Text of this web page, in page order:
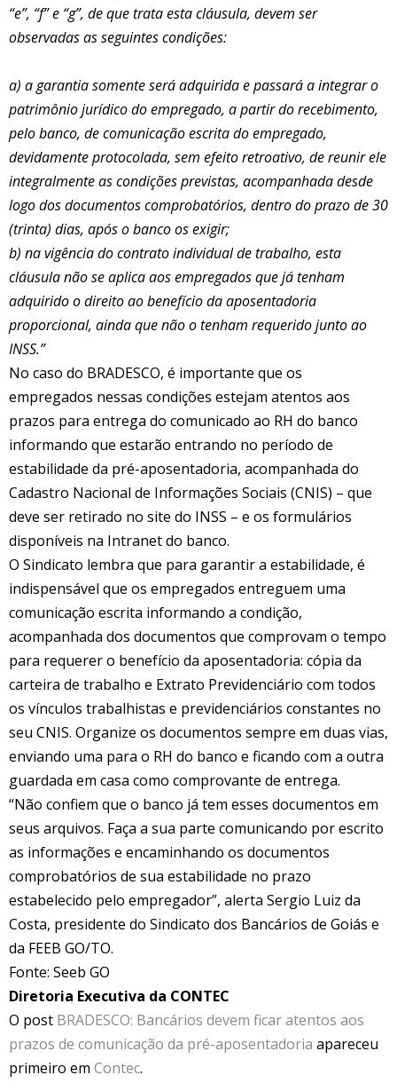
“e”, “f” e “g”, de que trata esta cláusula, devem ser
observadas as seguintes condições:
a) a garantia somenteserá adquirida e passará a integrar o
patrimônio jurídico do empregado, a partir do recebimento,
pelo banco, de comunicação escrita do empregado,
devidamenteprotocolada, sem efeito retroativo, de reunir ele
integralmente as condições previstas, acompanhada desde
logo dos documentos comprobatórios, dentro do prazo de 30
(trinta) dias, após o banco os exigir;
b) na vigência do contrato individual de trabalho, esta
cláusula não se aplica aos empregados que já tenham
adquirido o direito ao benefício da aposentadoria
proporcional, ainda que não o tenham requerido junto ao
INSS.”
No caso do BRADESCO, é importante que os
empregados nessas condições estejam atentos aos
prazos para entrega do comunicado ao RH do banco
informando que estarão entrando no período de
estabilidade da pré-aposentadoria, acompanhada do
Cadastro Nacional de Informações Sociais (CNIS) – que
deve ser retirado no site do INSS – e os formulários
disponíveis na Intranet do banco.
O Sindicato lembra que para garantir a estabilidade, é
indispensável que os empregados entreguem uma
comunicação escrita informando a condição,
acompanhada dos documentos que comprovam o tempo
para requerer o benefício da aposentadoria: cópia da
carteira de trabalho e Extrato Previdenciário com todos
os vínculos trabalhistas e previdenciários constantes no
seu CNIS. Organize os documentos sempre em duas vias,
enviando uma para o RH do banco e ficando com a outra
guardada em casa como comprovante de entrega.
“Não confiem que o banco já tem esses documentos em
seus arquivos. Faça a sua parte comunicando por escrito
as informações e encaminhando os documentos
comprobatórios de sua estabilidade no prazo
estabelecido pelo empregador”, alerta Sergio Luiz da
Costa, presidente do Sindicato dos Bancários de Goiás e
da FEEB GO/TO.
Fonte: Seeb GO
Diretoria Executiva da CONTEC
O post BRADESCO: Bancários devem ficar atentos aos
prazos de comunicação da pré-aposentadoria apareceu
primeiro em Contec.